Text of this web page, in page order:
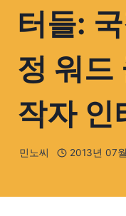
터들:
정 워드
작자 인
민노씨 2013년 07